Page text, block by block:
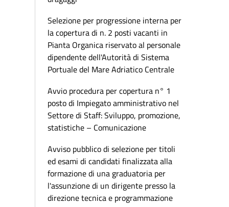
Selezione per progressione interna per
la copertura di n. 2 posti vacanti in
Pianta Organica riservato al personale
dipendente dell'Autorità di Sistema
Portuale del Mare Adriatico Centrale
Avvio procedura per copertura n° 1
posto di Impiegato amministrativo nel
Settore di Staff: Sviluppo, promozione,
statistiche – Comunicazione
Avviso pubblico di selezione per titoli
ed esami di candidati finalizzata alla
formazione di una graduatoria per
l'assunzione di un dirigente presso la
direzione tecnica e programmazione